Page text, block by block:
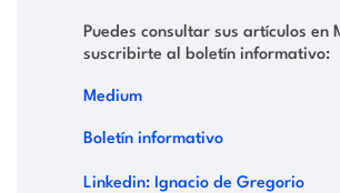
Puedes consultar sus artículos en
suscribirte al boletín informativo:
Medium
Boletín informativo
Linkedin: Ignacio de Gregorio